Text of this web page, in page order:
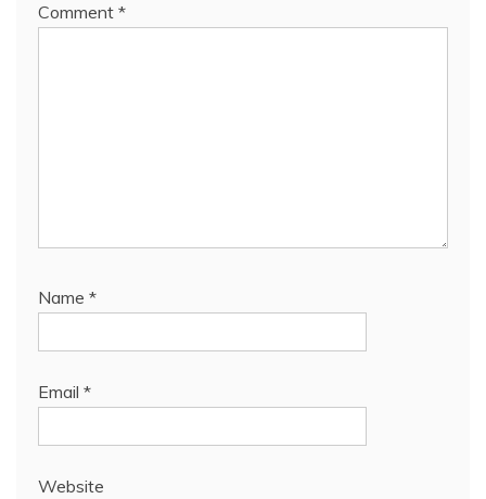
Comment *
Name *
Email *
Website